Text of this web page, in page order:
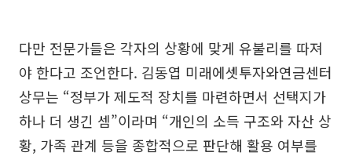
다만 전문가들은 각자의 상황에 맞게 유불리를 따져
야 한다고 조언한다. 김동엽 미래에셋투자와연금센터
상무는 “정부가 제도적 장치를 마련하면서 선택지가
하나 더 생긴 셈”이라며 “개인의 소득 구조와 자산 상
황, 가족 관계 등을 종합적으로 판단해 활용 여부를